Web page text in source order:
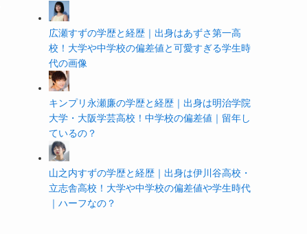
広瀬すずの学歴と経歴｜出身はあずさ第一高
校！大学や中学校の偏差値と可愛すぎる学生時
代の画像
キンプリ永瀬廉の学歴と経歴｜出身は明治学院
大学・大阪学芸高校！中学校の偏差値｜留年し
ているの？
山之内すずの学歴と経歴｜出身は伊川谷高校・
立志舎高校！大学や中学校の偏差値や学生時代
｜ハーフなの？